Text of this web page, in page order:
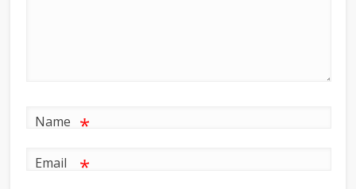
Name *
Email *